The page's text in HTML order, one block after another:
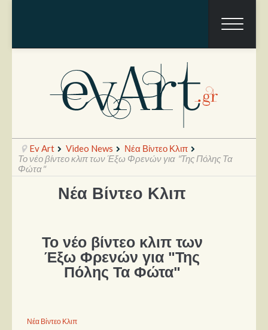
Ραπόρτο
Θέατρο
Συνεντεύξεις
Δίσκοι
Ev Art Video News
Νέα Βίντεο Κλιπ
Το νέο βίντεο κλιπ των Έξω Φρενών για "Της Πόλης Τα
Φώτα"
Νέα Βίντεο Κλιπ
Το νέο βίντεο κλιπ των
Έξω Φρενών για "Της
Πόλης Τα Φώτα"
Νέα Βίντεο Κλιπ